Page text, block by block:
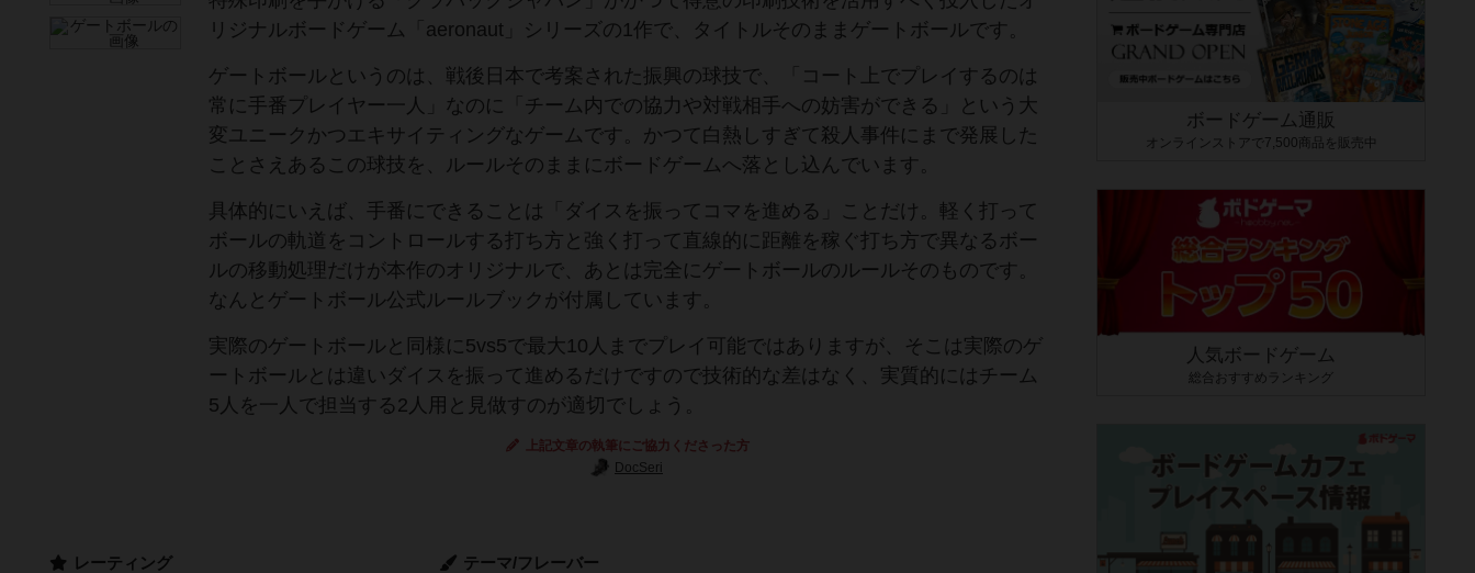
リジナルボードゲーム「aeronaut」シリーズの1作で、タイトルそのままゲートボールです。
ゲートボールというのは、戦後日本で考案された振興の球技で、「コート上でプレイするのは
常に手番プレイヤー一人」なのに「チーム内での協力や対戦相手への妨害ができる」という大
変ユニークかつエキサイティングなゲームです。かつて白熱しすぎて殺人事件にまで発展した
ことさえあるこの球技を、ルールそのままにボードゲームへ落とし込んでいます。
具体的にいえば、手番にできることは「ダイスを振ってコマを進める」ことだけ。軽く打って
ボールの軌道をコントロールする打ち方と強く打って直線的に距離を稼ぐ打ち方で異なるボー
ルの移動処理だけが本作のオリジナルで、あとは完全にゲートボールのルールそのものです。
なんとゲートボール公式ルールブックが付属しています。
実際のゲートボールと同様に5vs5で最大10人までプレイ可能ではありますが、そこは実際のゲ
ートボールとは違いダイスを振って進めるだけですので技術的な差はなく、実質的にはチーム
5人を一人で担当する2人用と見做すのが適切でしょう。
上記文章の執筆にご協力くださった方
DocSeri
テーマ/フレーバー
レーティング
ボードゲーム通販
オンラインストアで7,500商品を販売中
人気ボードゲーム
総合おすすめランキング